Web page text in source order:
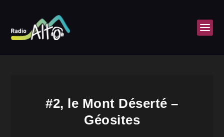
#2, le Mont Déserté –
Géosites